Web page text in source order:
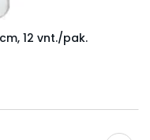
12 vnt./pak.